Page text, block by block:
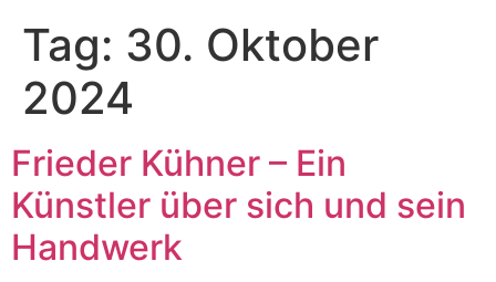
Tag: 30. Oktober
2024
Frieder Kühner – Ein
Künstler über sich und sein
Handwerk